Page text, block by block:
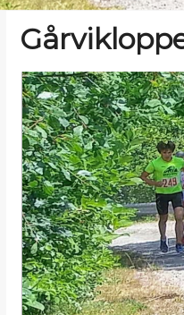
Vinteraktiviteter